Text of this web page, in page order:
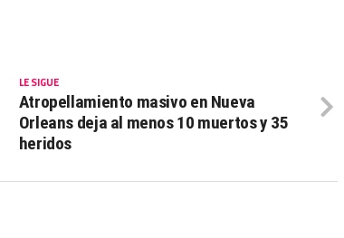
LE SIGUE
Atropellamiento masivo en Nueva
Orleans deja al menos 10 muertos y 35
heridos